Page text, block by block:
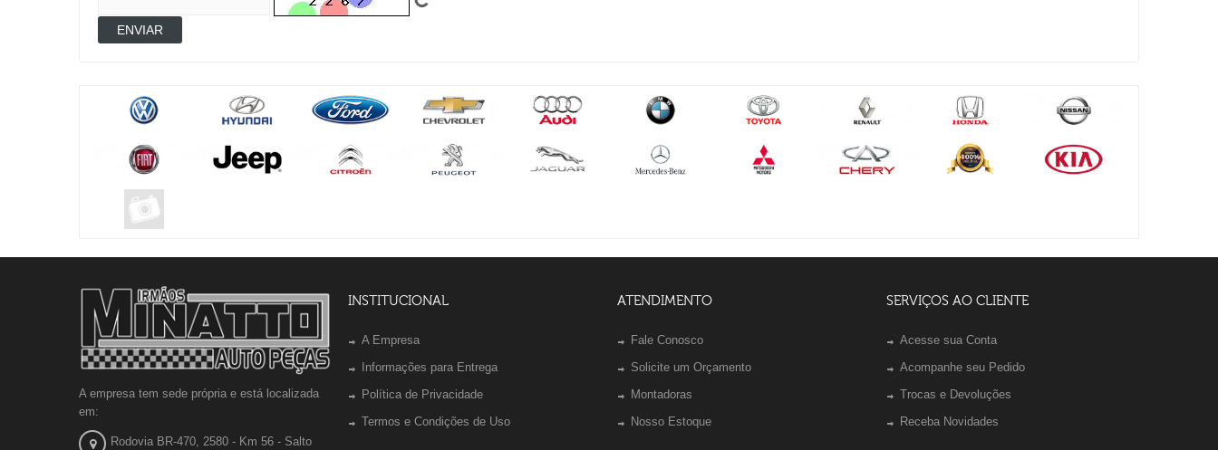
ENVIAR
A empresa tem sede própria e está localizada
em:
Rodovia BR-470, 2580 - Km 56 - Salto
INSTITUCIONAL
A Empresa
Informações para Entrega
Política de Privacidade
Termos e Condições de Uso
ATENDIMENTO
Fale Conosco
Solicite um Orçamento
Montadoras
Nosso Estoque
SERVIÇOS AO CLIENTE
Acesse sua Conta
Acompanhe seu Pedido
Trocas e Devoluções
Receba Novidades